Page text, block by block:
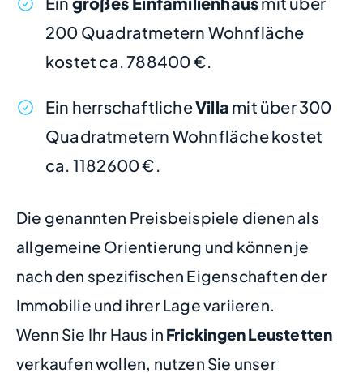
200 Quadratmetern Wohnfläche
kostet ca. 788400 €.
Ein herrschaftlicheVilla mit über 300
Quadratmetern Wohnfläche kostet
ca. 1182600 €.
Die genannten Preisbeispiele dienen als
allgemeine Orientierung und können je
nach den spezifischen Eigenschaften der
Immobilie und ihrer Lage variieren.
Wenn Sie Ihr Haus in Frickingen Leustetten
verkaufen wollen, nutzen Sie unser